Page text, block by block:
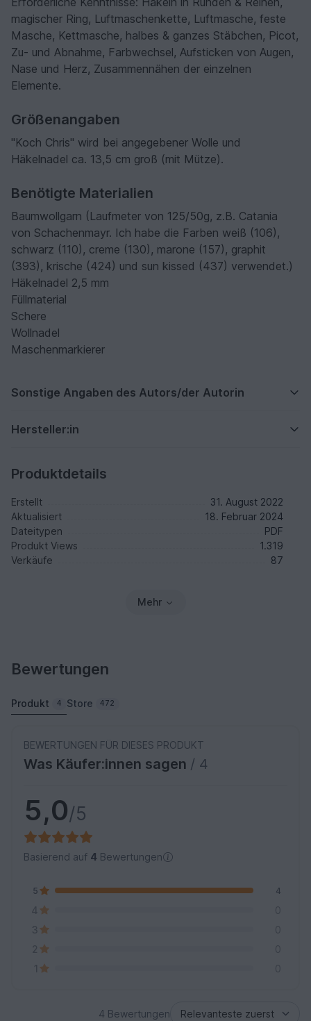
magischer Ring, Luftmaschenkette, Luftmasche, feste
Masche, Kettmasche, halbes & ganzes Stäbchen, Picot,
Zu- und Abnahme, Farbwechsel, Aufsticken von Augen,
Nase und Herz, Zusammennähen der einzelnen
Elemente.
Größenangaben
"Koch Chris" wird bei angegebener Wolle und
Häkelnadel ca. 13,5 cm groß (mit Mütze).
Benötigte Materialien
Baumwollgarn (Laufmeter von 125/50g, z.B. Catania
von Schachenmayr. Ich habe die Farben weiß (106),
schwarz (110), creme (130), marone (157), graphit
(393), krische (424) und sun kissed (437) verwendet.)
Häkelnadel 2,5 mm
Füllmaterial
Schere
Wollnadel
Maschenmarkierer
Sonstige Angaben des Autors/der Autorin
Hersteller:in
Produktdetails
Erstellt
31. August 2022
Aktualisiert
18. Februar 2024
Dateitypen
PDF
Produkt Views
1.319
Verkäufe
87
Mehr
Bewertungen
Produkt 4 Store 472
BEWERTUNGEN FÜR DIESES PRODUKT
Was Käufer:innen sagen / 4
5,0/5
Basierend auf 4 Bewertungen
5 4
4
0
3
0
2
0
1
0
4 Bewertungen